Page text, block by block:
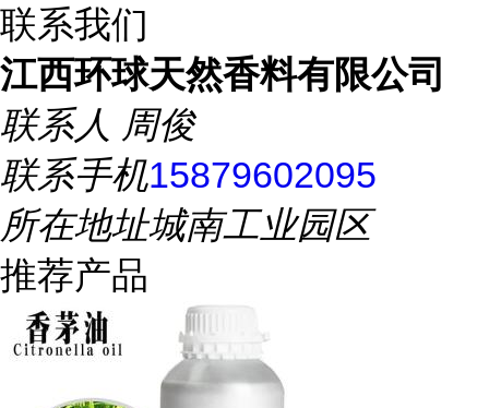
联系我们
江西环球天然香料有限公司
联系人 周俊
联系手机15879602095
所在地址城南工业园区
推荐产品